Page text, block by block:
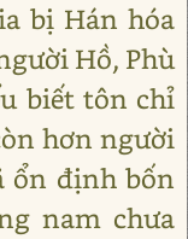
bị Hán hóa
Hồ, Phù
biết tôn chỉ
hơn người
ổn định bốn
nam chưa